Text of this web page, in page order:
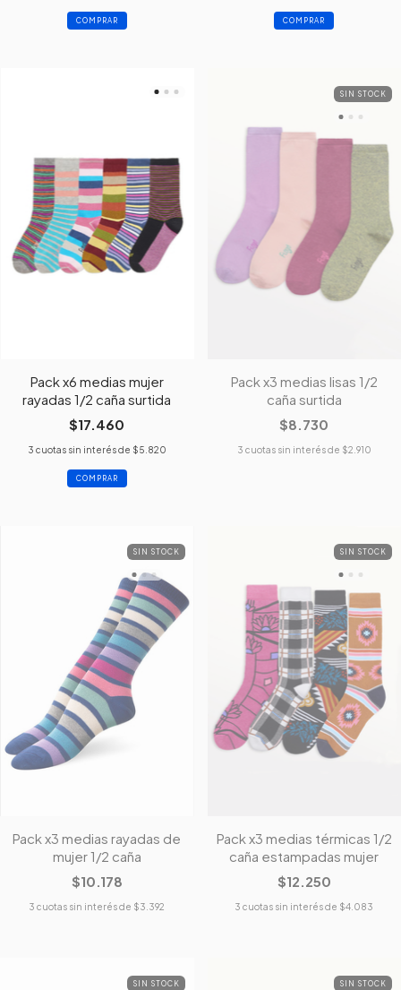
Pack x6 medias mujer
rayadas 1/2 caña surtida
$17.460
3 cuotas sin interés de $5.820
SIN STOCK
Pack x3 medias lisas 1/2
caña surtida
$8.730
3 cuotas sin interés de $2.910
SIN STOCK
Pack x3 medias rayadas de
mujer 1/2 caña
$10.178
3 cuotas sin interés de $3.392
SIN STOCK
Pack x3 medias térmicas 1/2
caña estampadas mujer
$12.250
3 cuotas sin interés de $4.083
SIN STOCK SIN STOCK